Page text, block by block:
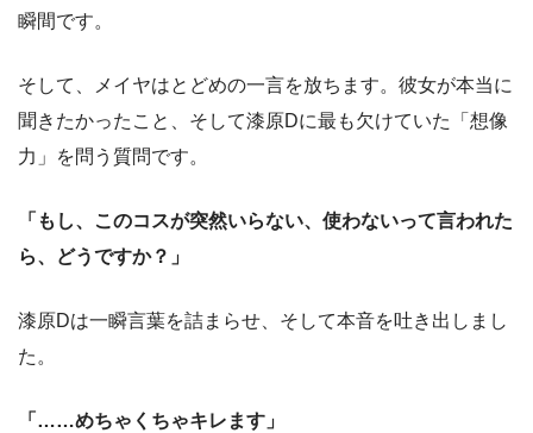
瞬間です。
そして、メイヤはとどめの一言を放ちます。彼女が本当に
聞きたかったこと、そして漆原Dに最も欠けていた「想像
力」を問う質問です。
「もし、このコスが突然いらない、使わないって言われた
ら、どうですか？」
漆原Dは一瞬言葉を詰まらせ、そして本音を吐き出しまし
た。
「……めちゃくちゃキレます」